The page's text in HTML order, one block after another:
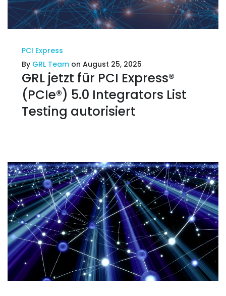
PCI Express
By GRL Team on August 25, 2025
GRL jetzt für PCI Express®
(PCIe®) 5.0 Integrators List
Testing autorisiert